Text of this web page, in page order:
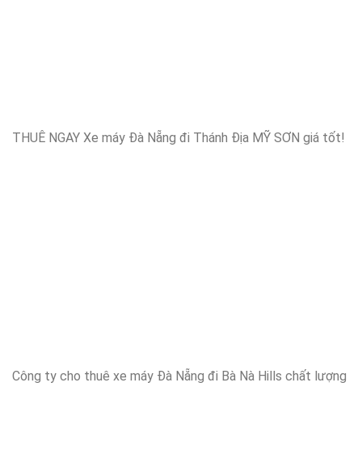
THUÊ NGAY Xe máy Đà Nẵng đi Thánh Địa MỸ SƠN giá tốt!
Công ty cho thuê xe máy Đà Nẵng đi Bà Nà Hills chất lượng